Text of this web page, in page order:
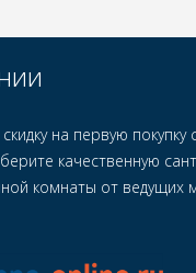
на первую покупку
качественную
комнаты от ведущих